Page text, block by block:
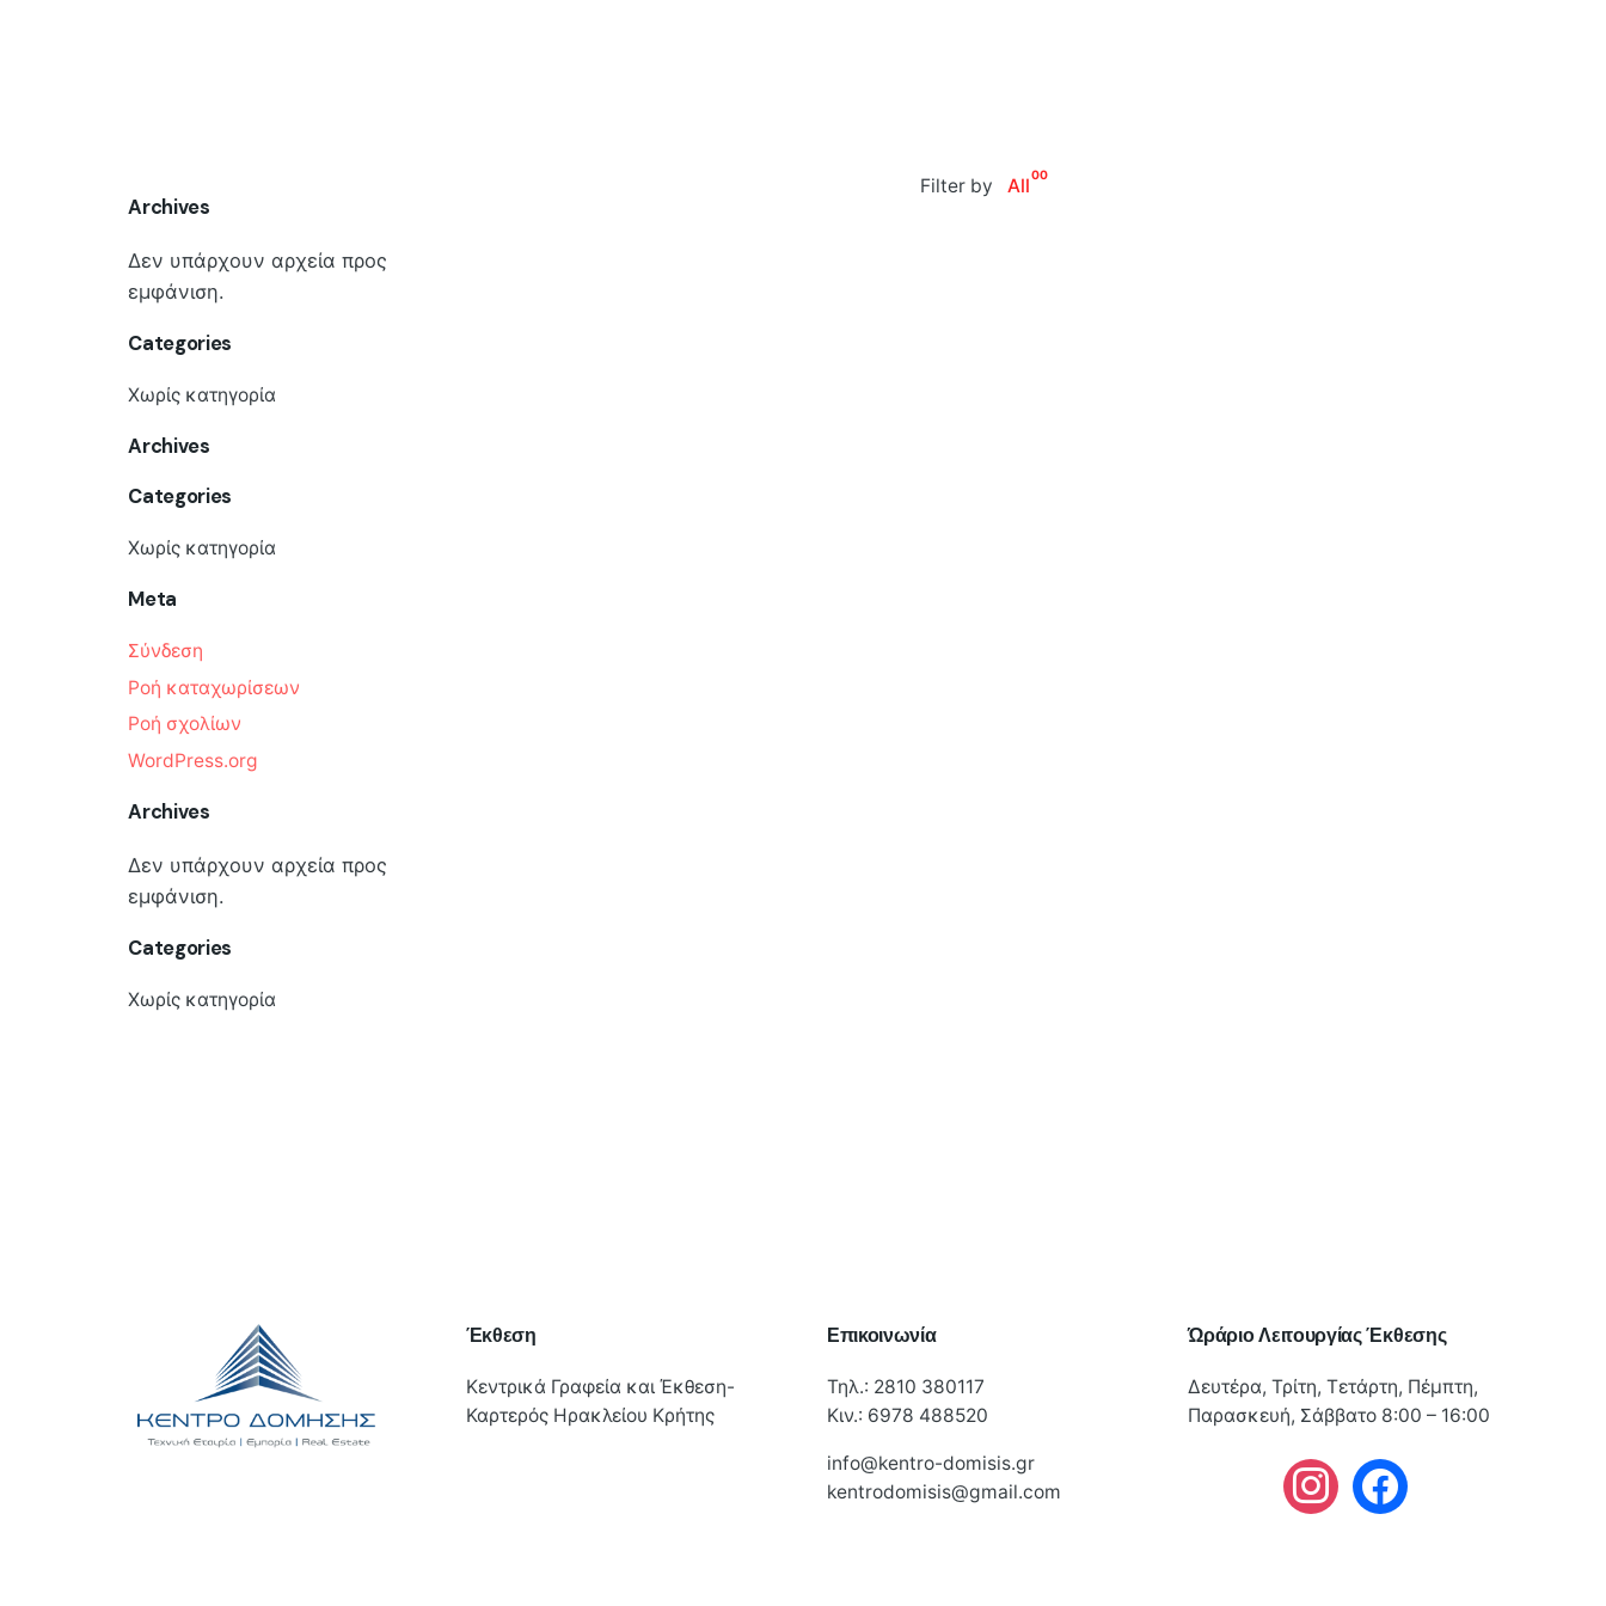
Archives
Δεν υπάρχουν αρχεία προς
εμφάνιση.
Categories
Χωρίς κατηγορία
Archives
Categories
Χωρίς κατηγορία
Meta
Σύνδεση
Ροή καταχωρίσεων
Ροή σχολίων
WordPress.org
Archives
Δεν υπάρχουν αρχεία προς
εμφάνιση.
Categories
Χωρίς κατηγορία
Filter by All00
Έκθεση
Κεντρικά Γραφεία και Έκθεση-
Καρτερός Ηρακλείου Κρήτης
Επικοινωνία
Τηλ.: 2810 380117
Κιν.: 6978 488520
info@kentro-domisis.gr
kentrodomisis@gmail.com
Ώράριο Λειτουργίας Έκθεσης
Δευτέρα, Τρίτη, Τετάρτη, Πέμπτη,
Παρασκευή, Σάββατο 8:00 – 16:00